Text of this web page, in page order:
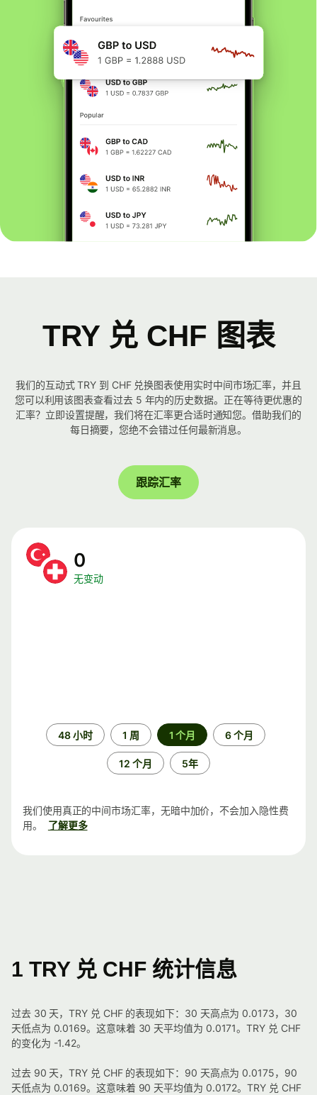
TRY 兑 CHF 图表
我们的互动式 TRY 到 CHF 兑换图表使用实时中间市场汇率，并且
您可以利用该图表查看过去 5 年内的历史数据。正在等待更优惠的
汇率？立即设置提醒，我们将在汇率更合适时通知您。借助我们的
每日摘要，您绝不会错过任何最新消息。
跟踪汇率
0
无变动
48 小时 1 周 1 个月 6 个月
12 个月 5年
我们使用真正的中间市场汇率，无暗中加价，不会加入隐性费
用。
了解更多
1 TRY 兑 CHF 统计信息
过去 30 天，TRY 兑 CHF 的表现如下：30 天高点为 0.0173，30
天低点为 0.0169。这意味着 30 天平均值为 0.0171。TRY 兑 CHF
的变化为 -1.42。
过去 90 天，TRY 兑 CHF 的表现如下：90 天高点为 0.0175，90
天低点为 0.0169。这意味着 90 天平均值为 0.0172。TRY 兑 CHF